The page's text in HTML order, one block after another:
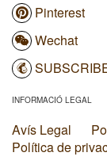
Pinterest
Wechat
INFORMACIÓ LEGAL
Avís Legal
Política de